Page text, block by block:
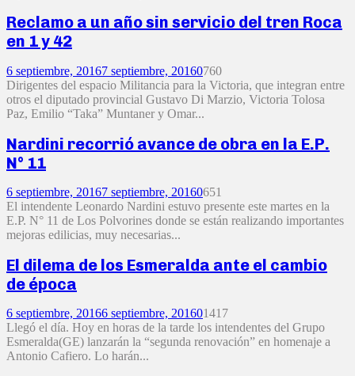
Reclamo a un año sin servicio del tren Roca
en 1 y 42
6 septiembre, 20167 septiembre, 20160760
Dirigentes del espacio Militancia para la Victoria, que integran entre
otros el diputado provincial Gustavo Di Marzio, Victoria Tolosa
Paz, Emilio “Taka” Muntaner y Omar...
Nardini recorrió avance de obra en la E.P.
N° 11
6 septiembre, 20167 septiembre, 20160651
El intendente Leonardo Nardini estuvo presente este martes en la
E.P. N° 11 de Los Polvorines donde se están realizando importantes
mejoras edilicias, muy necesarias...
El dilema de los Esmeralda ante el cambio
de época
6 septiembre, 20166 septiembre, 201601417
Llegó el día. Hoy en horas de la tarde los intendentes del Grupo
Esmeralda(GE) lanzarán la “segunda renovación” en homenaje a
Antonio Cafiero. Lo harán...